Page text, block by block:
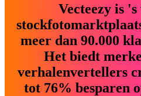
Vecteezy is
meer dan 90.000
Het biedt
verhalenvertellers
tot 76% besparen